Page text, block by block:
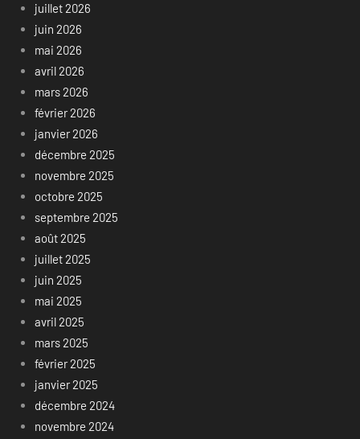
juillet 2026
juin 2026
mai 2026
avril 2026
mars 2026
février 2026
janvier 2026
décembre 2025
novembre 2025
octobre 2025
septembre 2025
août 2025
juillet 2025
juin 2025
mai 2025
avril 2025
mars 2025
février 2025
janvier 2025
décembre 2024
novembre 2024